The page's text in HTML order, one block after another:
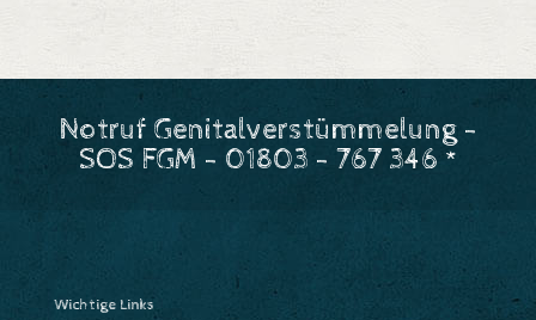
Notruf Genitalverstümmelung -
SOS FGM - 01803 - 767 346 *
Wichtige Links